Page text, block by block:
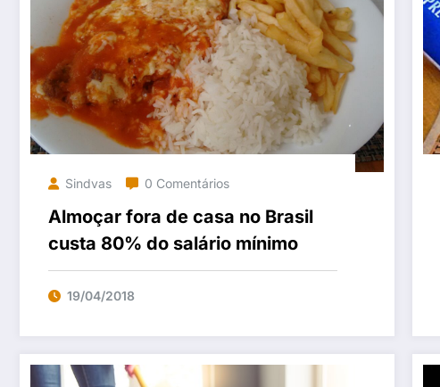
Sindvas 0 Comentários
Almoçar fora de casa no Brasil
custa 80% do salário mínimo
19/04/2018